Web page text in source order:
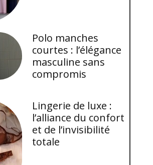
Polo manches
courtes : l’élégance
masculine sans
compromis
Lingerie de luxe :
l’alliance du confort
et de l’invisibilité
totale